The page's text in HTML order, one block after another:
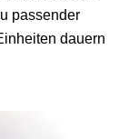
passender
dauern